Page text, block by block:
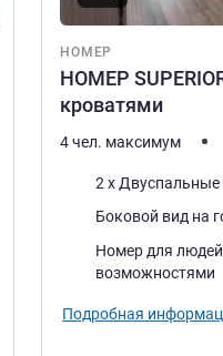
НОМЕР
НОМЕР
кроватями
4 чел. максимум
Постель2 x Двуспальные
Виды:Боковой вид на
Номер для
возможностями
Подробная